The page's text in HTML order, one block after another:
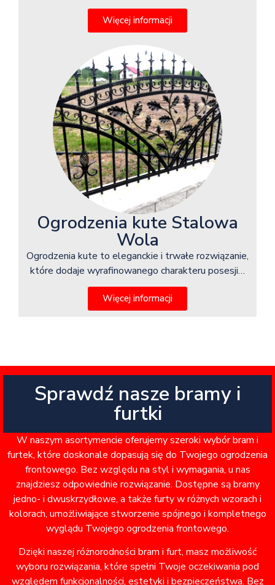
Więcej informacji
Ogrodzenia kute Stalowa
Wola
Ogrodzenia kute to eleganckie i trwałe rozwiązanie,
które dodaje wyrafinowanego charakteru posesji…
Więcej informacji
Sprawdź nasze bramy i
furtki
W naszym asortymencie oferujemy szeroki wybór bram i
furtek, które doskonale dopasują się do Twojego ogrodzenia
frontowego. Bez względu na styl i wymagania, u nas
znajdziesz odpowiednie rozwiązanie. Dostępne są bramy
jedno- i dwuskrzydłowe, a także furty w różnych wzorach i
kolorach, umożliwiające stworzenie spójnego i kompletnego
wyglądu Twojego ogrodzenia frontowego.
Dzięki naszej różnorodności bram i furt, masz możliwość
wyboru rozwiązania, które spełni Twoje oczekiwania pod
względem funkcjonalności, estetyki i bezpieczeństwa. Bez